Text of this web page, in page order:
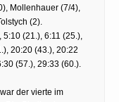
Mollenhauer (7/4),
(2).
5:10 (21.), 6:11 (25.),
20:20 (43.), 20:22
(57.), 29:33 (60.).
der vierte im